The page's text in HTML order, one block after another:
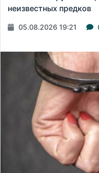
неизвестных предков
05.08.2026 19:21